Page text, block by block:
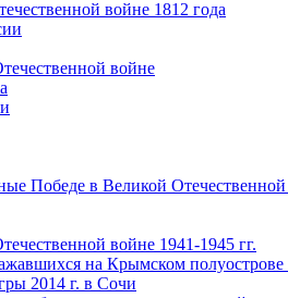
войне 1812 года
войне
Победе в Великой Отечественной
войне 1941-1945 гг.
на Крымском
2014 г. в Сочи